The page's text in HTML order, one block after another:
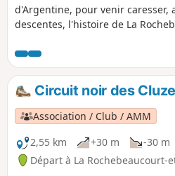
d'Argentine, pour venir caresser,
descentes, l'histoire de La
Circuit noir des
Association / Club / AMM
2,55 km
+30 m -30 m
Départ à La Rochebeaucourt-